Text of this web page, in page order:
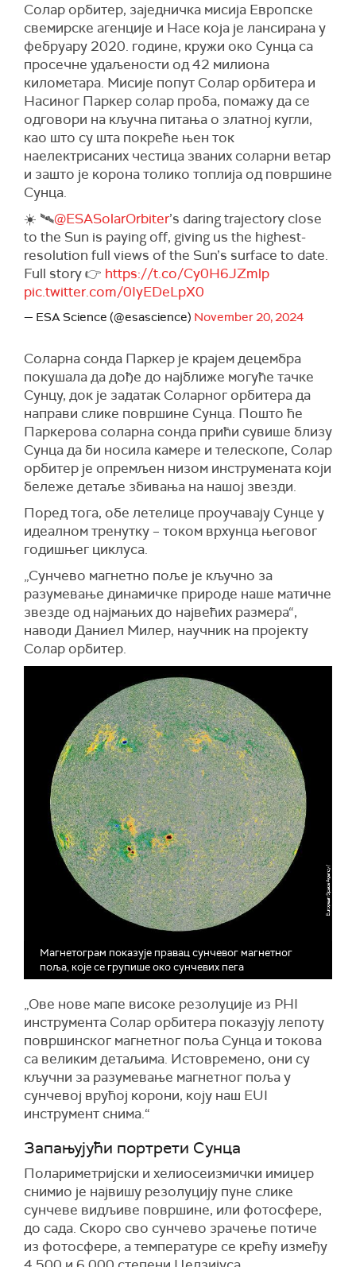
Солар орбитер, заједничка мисија Европске
свемирске агенције и Насе која је лансирана у
фебруару 2020. године, кружи око Сунца са
просечне удаљености од 42 милиона
километара. Мисије попут Солар орбитера и
Насиног Паркер солар проба, помажу да се
одговори на кључна питања о златној кугли,
као што су шта покреће њен ток
наелектрисаних честица званих соларни ветар
и зашто је корона толико топлија од површине
Сунца.
☀️ 🛰️@ESASolarOrbiter’s daring trajectory close
to the Sun is paying off, giving us the highest-
resolution full views of the Sun’s surface to date.
Full story 👉 https://t.co/Cy0H6JZmlp
pic.twitter.com/0IyEDeLpX0
— ESA Science (@esascience) November 20, 2024
Соларна сонда Паркер је крајем децембра
покушала да дође до најближе могуће тачке
Сунцу, док је задатак Соларног орбитера да
направи слике површине Сунца. Пошто ће
Паркерова соларна сонда прићи сувише близу
Сунца да би носила камере и телескопе, Солар
орбитер је опремљен низом инструмената који
бележе детаље збивања на нашој звезди.
Поред тога, обе летелице проучавају Сунце у
идеалном тренутку – током врхунца његовог
годишњег циклуса.
„Сунчево магнетно поље је кључно за
разумевање динамичке природе наше матичне
звезде од најмањих до највећих размера“,
наводи Даниел Милер, научник на пројекту
Солар орбитер.
Магнетограм показује правац сунчевог магнетног
поља, које се групише око сунчевих пега
„Ове нове мапе високе резолуције из PHI
инструмента Солар орбитера показују лепоту
површинског магнетног поља Сунца и токова
са великим детаљима. Истовремено, они су
кључни за разумевање магнетног поља у
сунчевој врућој корони, коју наш EUI
инструмент снима.“
Запањујући портрети Сунца
Полариметријски и хелиосеизмички имиџер
снимио је највишу резолуцију пуне слике
сунчеве видљиве површине, или фотосфере,
до сада. Скоро сво сунчево зрачење потиче
из фотосфере, а температуре се крећу између